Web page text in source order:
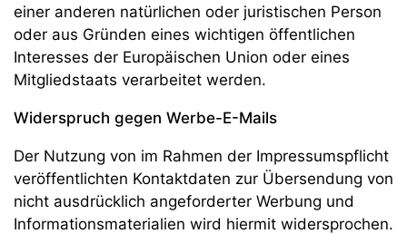
einer anderen natürlichen oder juristischen Person
oder aus Gründen eines wichtigen öffentlichen
Interesses der Europäischen Union oder eines
Mitgliedstaats verarbeitet werden.
Widerspruch gegen Werbe-E-Mails
Der Nutzung von im Rahmen der Impressumspflicht
veröffentlichten Kontaktdaten zur Übersendung von
nicht ausdrücklich angeforderter Werbung und
Informationsmaterialien wird hiermit widersprochen.